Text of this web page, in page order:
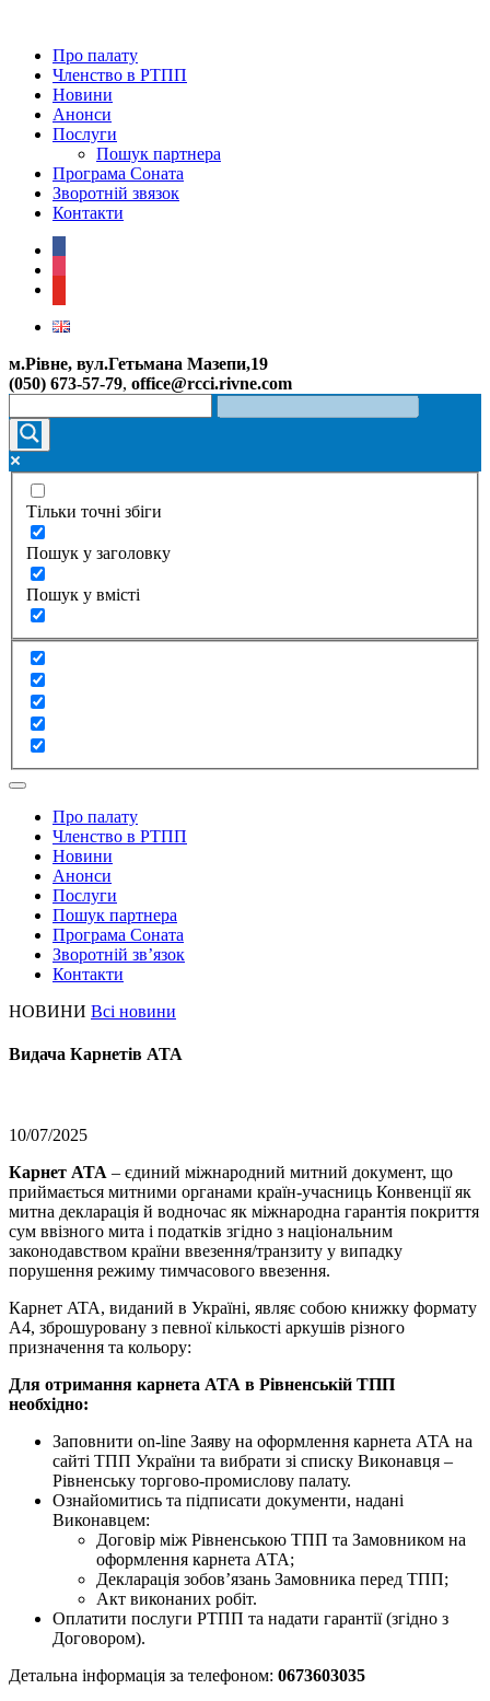
Про палату
Членство в РТПП
Новини
Анонси
Послуги
Пошук партнера
Програма Соната
Зворотній звязок
Контакти
м.Рівне, вул.Гетьмана Мазепи,19
(050) 673-57-79, office@rcci.rivne.com
Тільки точні збіги
Пошук у заголовку
Пошук у вмісті
Про палату
Членство в РТПП
Новини
Анонси
Послуги
Пошук партнера
Програма Соната
Зворотній зв’язок
Контакти
НОВИНИ Всі новини
Видача Карнетів АТА
10/07/2025
Карнет ATA – єдиний міжнародний митний документ, що
приймається митними органами країн-учасниць Конвенції як
митна декларація й водночас як міжнародна гарантія покриття
сум ввізного мита і податків згідно з національним
законодавством країни ввезення/транзиту у випадку
порушення режиму тимчасового ввезення.
Карнет ATA, виданий в Україні, являє собою книжку формату
A4, зброшуровану з певної кількості аркушів різного
призначення та кольору:
Для отримання карнета АТА в Рівненській ТПП
необхідно:
Заповнити on-line Заяву на оформлення карнета АТА на
сайті ТПП України та вибрати зі списку Виконавця –
Рівненську торгово-промислову палату.
Ознайомитись та підписати документи, надані
Виконавцем:
Договір між Рівненською ТПП та Замовником на
оформлення карнета АТА;
Декларація зобов’язань Замовника перед ТПП;
Акт виконаних робіт.
Оплатити послуги РТПП та надати гарантії (згідно з
Договором).
Детальна інформація за телефоном: 0673603035